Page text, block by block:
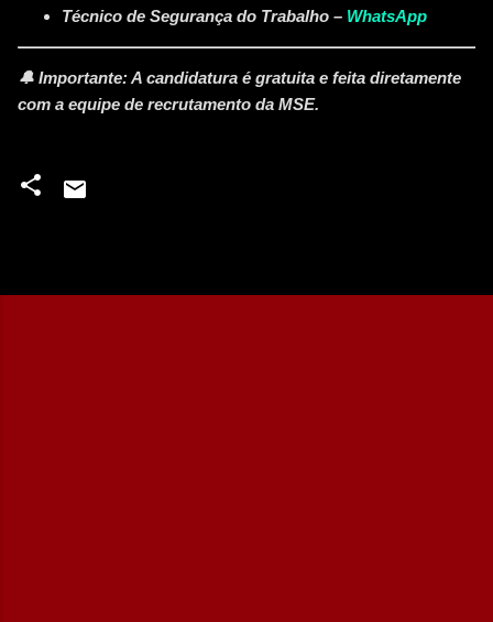
Técnico de Segurança do Trabalho – WhatsApp
🔔 Importante:A candidatura é gratuita e feita diretamente
com a equipe de recrutamento da MSE.